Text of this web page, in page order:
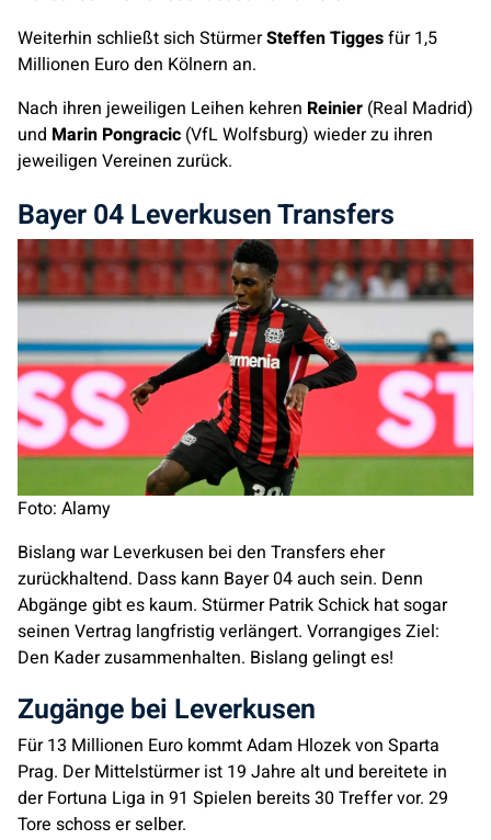
Weiterhin schließt sich StürmerSteffen Tiggesfür 1,5
Millionen Euro den Kölnern an.
Nach ihren jeweiligen Leihen kehren Reinier (Real Madrid)
und Marin Pongracic (VfL Wolfsburg) wieder zu ihren
jeweiligen Vereinen zurück.
Bayer 04 Leverkusen Transfers
Foto: Alamy
Bislang war Leverkusen bei den Transfers eher
zurückhaltend. Dass kann Bayer 04 auch sein. Denn
Abgänge gibt es kaum. Stürmer Patrik Schick hat sogar
seinen Vertrag langfristig verlängert. Vorrangiges Ziel:
Den Kader zusammenhalten. Bislang gelingt es!
Zugänge bei Leverkusen
Für 13 Millionen Euro kommt Adam Hlozek von Sparta
Prag. Der Mittelstürmer ist 19 Jahre alt und bereitete in
der Fortuna Liga in 91 Spielen bereits 30 Treffer vor. 29
Tore schoss er selber.